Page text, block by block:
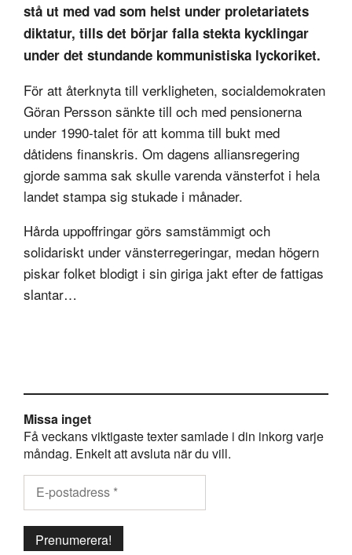
stå ut med vad som helst under proletariatets
diktatur, tills det börjar falla stekta kycklingar
under det stundande kommunistiska lyckoriket.
För att återknyta till verkligheten, socialdemokraten
Göran Persson sänkte till och med pensionerna
under 1990-talet för att komma till bukt med
dåtidens finanskris. Om dagens alliansregering
gjorde samma sak skulle varenda vänsterfot i hela
landet stampa sig stukade i månader.
Hårda uppoffringar görs samstämmigt och
solidariskt under vänsterregeringar, medan högern
piskar folket blodigt i sin giriga jakt efter de fattigas
slantar…
Missa inget
Få veckans viktigaste texter samlade i din inkorg varje
måndag. Enkelt att avsluta när du vill.